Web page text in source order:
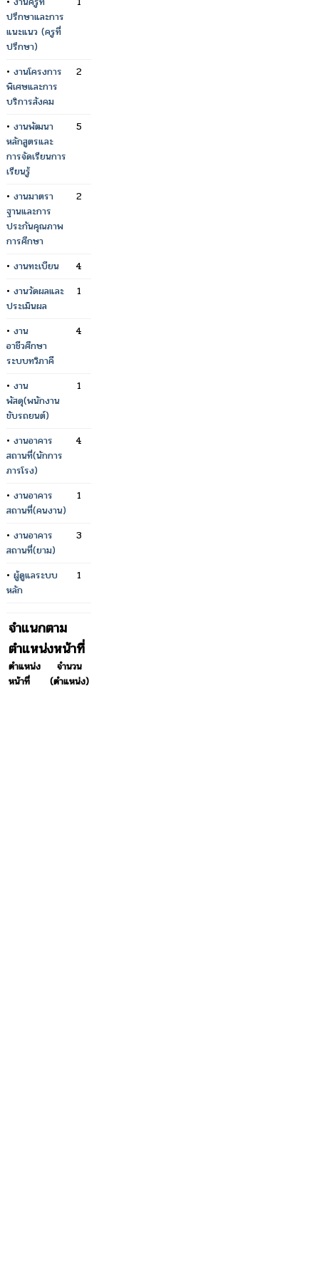
ปรึกษาและการ
แนะแนว (ครูที่
ปรึกษา)
• งานโครงการ
พิเศษและการ
บริการสังคม
2
• งานพัฒนา
หลักสูตรและ
การจัดเรียนการ
เรียนรู้
5
• งานมาตรา
ฐานและการ
ประกันคุณภาพ
การศึกษา
2
• งานทะเบียน
4
• งานวัดผลและ
ประเมินผล
1
• งาน
อาชีวศึกษา
ระบบทวิภาคี
4
• งาน
พัสดุ(พนักงาน
ขับรถยนต์)
1
• งานอาคาร
สถานที่(นักการ
ภารโรง)
4
• งานอาคาร
สถานที่(คนงาน)
1
• งานอาคาร
สถานที่(ยาม)
3
• ผู้ดูแลระบบ
หลัก
1
จำแนกตาม
ตำแหน่งหน้าที่
ตำแหน่ง
หน้าที่
จำนวน
(ตำแหน่ง)